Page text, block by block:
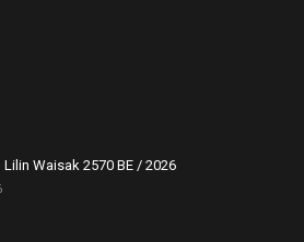
Waisak 2570 BE / 2026